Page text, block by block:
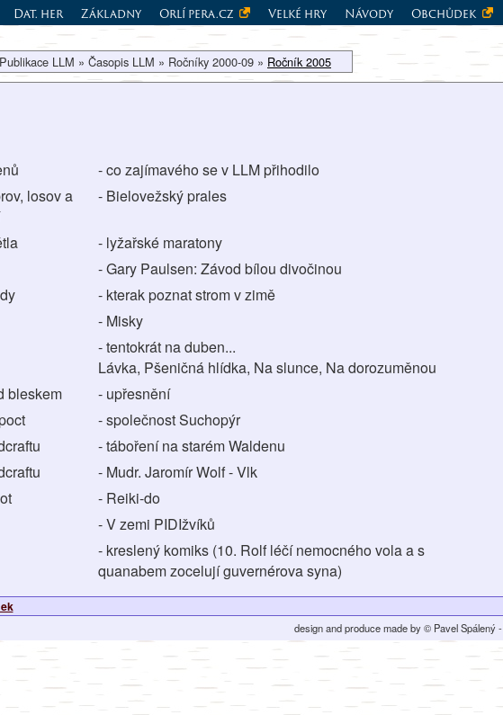
Dat. her Základny Orlí pera.cz Velké hry Návody Obchůdek
LLM » Časopis LLM » Ročníky 2000-09 » Ročník 2005
- co zajímavého se v LLM přihodilo
losov a
- Bielovežský prales
- lyžařské maratony
- Gary Paulsen: Závod bílou divočinou
- kterak poznat strom v zimě
- Misky
- tentokrát na duben...
Lávka, Pšeničná hlídka, Na slunce, Na dorozuměnou
bleskem
- upřesnění
- společnost Suchopýr
- táboření na starém Waldenu
- Mudr. Jaromír Wolf - Vlk
- Reiki-do
- V zemi PIDIžvíků
- kreslený komiks (10. Rolf léčí nemocného vola a s
quanabem zocelují guvernérova syna)
design and produce made by © Pavel Spálený -